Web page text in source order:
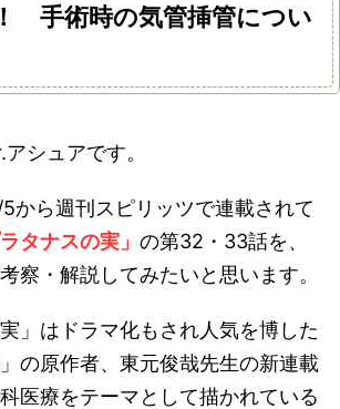
手術時の気管挿管につい
シュアです。
から週刊スピリッツで連載されて
タナスの実」 の第32・33話を、
察・解説してみたいと思います。
実」はドラマ化もされ人気を博した
」の原作者、東元俊哉先生の新連載
医療をテーマとして描かれている